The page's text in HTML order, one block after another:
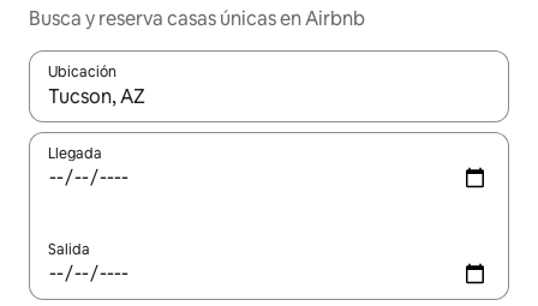
Busca y reserva casas únicas en Airbnb
Ubicación
Cuando los resultados estén disponibles, navega con las
Llegada
Salida